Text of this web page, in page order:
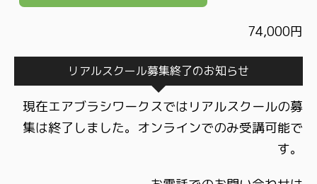
74,000円
リアルスクール募集終了のお知らせ
現在エアブラシワークスではリアルスクールの募
集は終了しました。オンラインでのみ受講可能で
す。